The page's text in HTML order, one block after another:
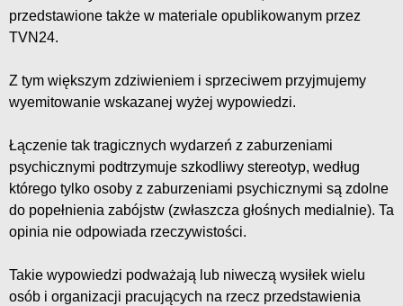
przedstawione także w materiale opublikowanym przez
TVN24.
Z tym większym zdziwieniem i sprzeciwem przyjmujemy
wyemitowanie wskazanej wyżej wypowiedzi.
Łączenie tak tragicznych wydarzeń z zaburzeniami
psychicznymi podtrzymuje szkodliwy stereotyp, według
którego tylko osoby z zaburzeniami psychicznymi są zdolne
do popełnienia zabójstw (zwłaszcza głośnych medialnie). Ta
opinia nie odpowiada rzeczywistości.
Takie wypowiedzi podważają lub niweczą wysiłek wielu
osób i organizacji pracujących na rzecz przedstawienia